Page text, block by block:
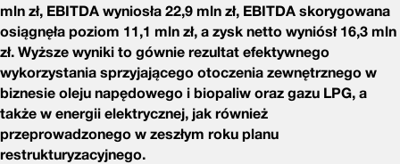
mln zł, EBITDA wyniosła 22,9 mln zł, EBITDA skorygowana
osiągnęła poziom 11,1 mln zł, a zysk netto wyniósł 16,3 mln
zł. Wyższe wyniki to gównie rezultat efektywnego
wykorzystania sprzyjającego otoczenia zewnętrznego w
biznesie oleju napędowego i biopaliw oraz gazu LPG, a
także w energii elektrycznej, jak również
przeprowadzonego w zeszłym roku planu
restrukturyzacyjnego.